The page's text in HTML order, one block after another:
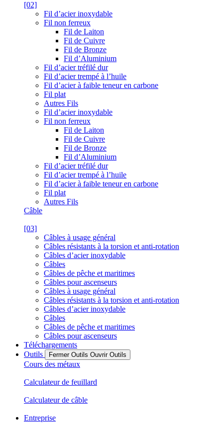
[02]
Fil d’acier inoxydable
Fil non ferreux
Fil de Laiton
Fil de Cuivre
Fil de Bronze
Fil d’Aluminium
Fil d’acier tréfilé dur
Fil d’acier trempé à l’huile
Fil d’acier à faible teneur en carbone
Fil plat
Autres Fils
Fil d’acier inoxydable
Fil non ferreux
Fil de Laiton
Fil de Cuivre
Fil de Bronze
Fil d’Aluminium
Fil d’acier tréfilé dur
Fil d’acier trempé à l’huile
Fil d’acier à faible teneur en carbone
Fil plat
Autres Fils
Câble
[03]
Câbles à usage général
Câbles résistants à la torsion et anti-rotation
Câbles d’acier inoxydable
Câbles
Câbles de pêche et maritimes
Câbles pour ascenseurs
Câbles à usage général
Câbles résistants à la torsion et anti-rotation
Câbles d’acier inoxydable
Câbles
Câbles de pêche et maritimes
Câbles pour ascenseurs
Téléchargements
Outils
Fermer Outils Ouvrir Outils
Cours des métaux
Calculateur de feuillard
Calculateur de câble
Entreprise